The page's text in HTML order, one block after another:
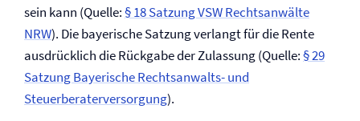
sein kann (Quelle:§ 18 Satzung VSW Rechtsanwälte
NRW). Die bayerische Satzung verlangt für die Rente
ausdrücklich die Rückgabe der Zulassung (Quelle:§ 29
Satzung Bayerische Rechtsanwalts- und
Steuerberaterversorgung).